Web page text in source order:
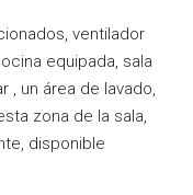
ventilador
equipada, sala
, un área de lavado,
zona de la sala,
disponible